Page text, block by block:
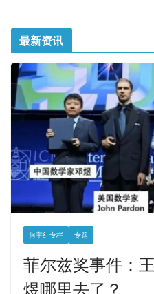
最新资讯
何宇红专栏 专题
菲尔兹奖事件：
煜哪里去了？